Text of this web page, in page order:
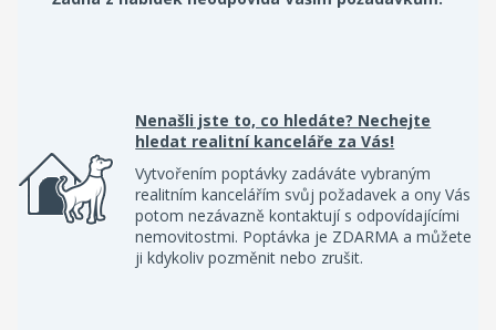
Nenašli jste to, co hledáte? Nechejte
hledat realitní kanceláře za Vás!
Vytvořením poptávky zadáváte vybraným
realitním kancelářím svůj požadavek a ony Vás
potom nezávazně kontaktují s odpovídajícími
nemovitostmi. Poptávka je ZDARMA a můžete
ji kdykoliv pozměnit nebo zrušit.